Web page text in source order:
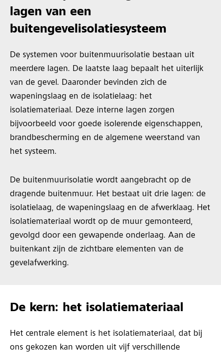
lagen van een
buitengevelisolatiesysteem
De systemen voor buitenmuurisolatie bestaan uit
meerdere lagen. De laatste laag bepaalt het uiterlijk
van de gevel. Daaronder bevinden zich de
wapeningslaag en de isolatielaag: het
isolatiemateriaal. Deze interne lagen zorgen
bijvoorbeeld voor goede isolerende eigenschappen,
brandbescherming en de algemene weerstand van
het systeem.
De buitenmuurisolatie wordt aangebracht op de
dragende buitenmuur. Het bestaat uit drie lagen: de
isolatielaag, de wapeningslaag en de afwerklaag. Het
isolatiemateriaal wordt op de muur gemonteerd,
gevolgd door een gewapende onderlaag. Aan de
buitenkant zijn de zichtbare elementen van de
gevelafwerking.
De kern: het isolatiemateriaal
Het centrale element is het isolatiemateriaal, dat bij
ons gekozen kan worden uit vijf verschillende